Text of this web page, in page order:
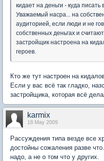
кидает на деньги - куда
Уважаемый насра... на
аудиторией, если люди и не
собственных деньгах и
застройщик настроена на
героев.
Кто же тут настроен на
Если у вас всё так гладко,
застройщика, которая всё
karmix
18 May 2009
Рассуждения типа везде все
достойны сожаления разве
надо, а не о том что у других.